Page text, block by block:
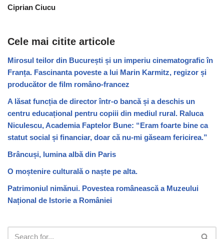
Ciprian Ciucu
Cele mai citite articole
Mirosul teilor din București și un imperiu cinematografic în
Franța. Fascinanta poveste a lui Marin Karmitz, regizor și
producător de film româno-francez
A lăsat funcția de director într-o bancă și a deschis un
centru educațional pentru copiii din mediul rural. Raluca
Niculescu, Academia Faptelor Bune: “Eram foarte bine ca
statut social și financiar, doar că nu-mi găseam fericirea.”
Brâncuși, lumina albă din Paris
O moștenire culturală o naște pe alta.
Patrimoniul nimănui. Povestea românească a Muzeului
Național de Istorie a României